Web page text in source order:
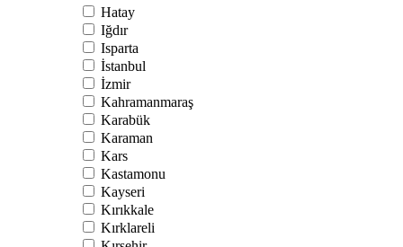
Hatay
Iğdır
Isparta
İstanbul
İzmir
Kahramanmaraş
Karabük
Karaman
Kars
Kastamonu
Kayseri
Kırıkkale
Kırklareli